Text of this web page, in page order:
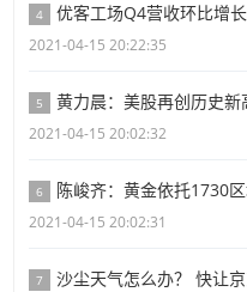
4 优客工场Q4营收环比增
2021-04-15 20:22:35
5 黄力晨：美股再创历史
2021-04-15 20:02:32
6 陈峻齐：黄金依托1730
2021-04-15 20:02:31
7 沙尘天气怎么办？ 快让